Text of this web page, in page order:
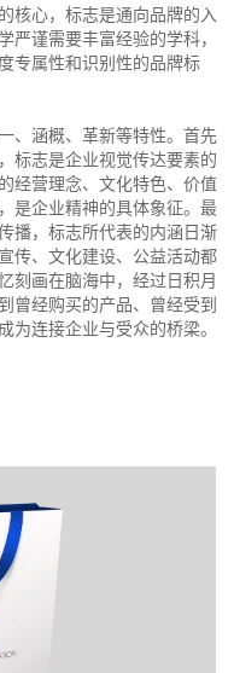
心，标志是通向品牌的入
谨需要丰富经验的学科，
专属性和识别性的品牌标
涵概、革新等特性。首先
标志是企业视觉传达要素的
经营理念、文化特色、价值
是企业精神的具体象征。最
播，标志所代表的内涵日渐
传、文化建设、公益活动都
刻画在脑海中，经过日积月
曾经购买的产品、曾经受到
连接企业与受众的桥梁。